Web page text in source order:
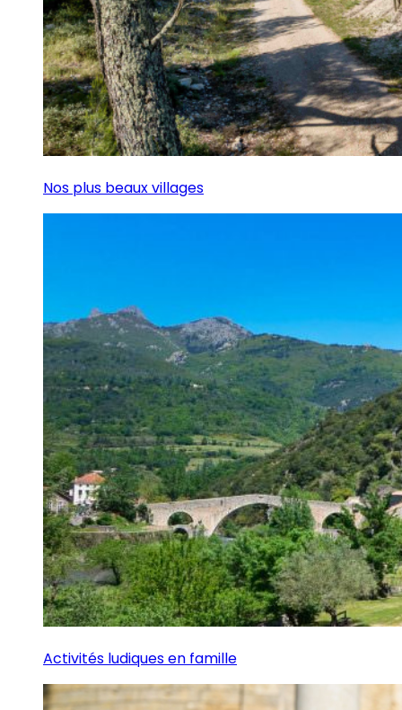
Nos plus beaux villages
Activités ludiques en famille